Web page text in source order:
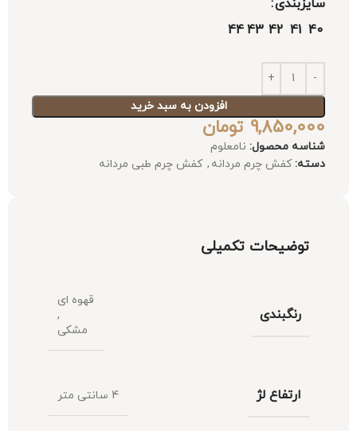
سایزبندی
40
41
42
43
44
افزودن به سبد خرید
9,850,000 تومان
شناسه محصول: نامعلوم
دسته: کفش چرم مردانه , کفش چرم طبی مردانه
توضیحات تکمیلی
رنگبندی
قهوه ای
,
مشکی
ارتفاع لژ 4 سانتی متر